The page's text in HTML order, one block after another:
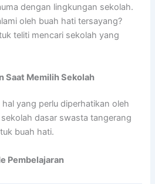
dengan lingkungan sekolah.
oleh buah hati tersayang?
teliti mencari sekolah yang
Saat Memilih Sekolah
yang perlu diperhatikan oleh
dasar swasta tangerang
buah hati.
Pembelajaran